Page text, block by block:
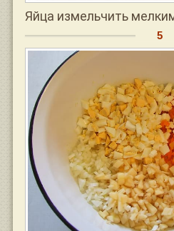
Яйца измельчить